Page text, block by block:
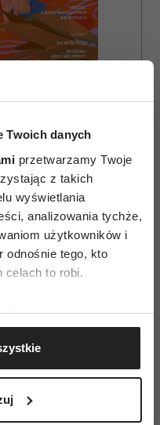
Twoich danych
przetwarzamy Twoje
z takich
wyświetlania
analizowania tychże,
użytkowników i
odnośnie tego, kto
celach to robi.
również:
Twojej lokalizacji
nawet do kilku metrów
aktywnie
odcisk palca)